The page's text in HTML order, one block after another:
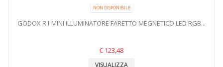
NON DISPONIBILE
GODOX R1 MINI ILLUMINATORE FARETTO MEGNETICO LED RGB...
€ 123,48
VISUALIZZA